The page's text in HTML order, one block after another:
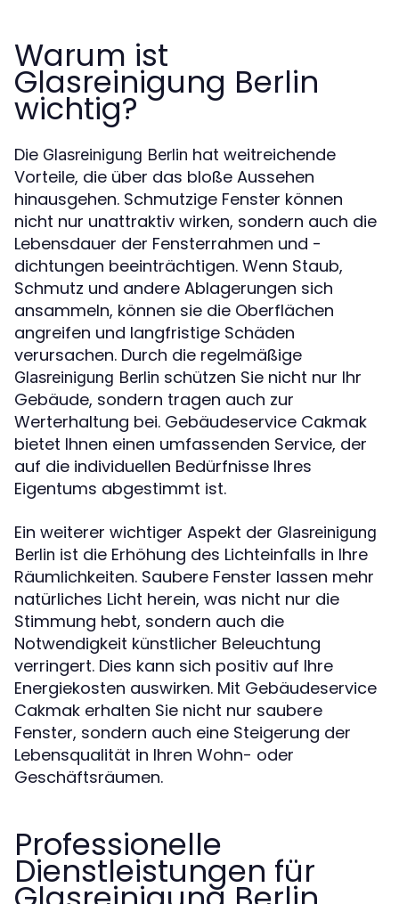
Warum ist
Glasreinigung Berlin
wichtig?
Die Glasreinigung Berlin hat weitreichende
Vorteile, die über das bloße Aussehen
hinausgehen. Schmutzige Fenster können
nicht nur unattraktiv wirken, sondern auch die
Lebensdauer der Fensterrahmen und -
dichtungen beeinträchtigen. Wenn Staub,
Schmutz und andere Ablagerungen sich
ansammeln, können sie die Oberflächen
angreifen und langfristige Schäden
verursachen. Durch die regelmäßige
Glasreinigung Berlin schützen Sie nicht nur Ihr
Gebäude, sondern tragen auch zur
Werterhaltung bei. Gebäudeservice Cakmak
bietet Ihnen einen umfassenden Service, der
auf die individuellen Bedürfnisse Ihres
Eigentums abgestimmt ist.
Ein weiterer wichtiger Aspekt der Glasreinigung
Berlin ist die Erhöhung des Lichteinfalls in Ihre
Räumlichkeiten. Saubere Fenster lassen mehr
natürliches Licht herein, was nicht nur die
Stimmung hebt, sondern auch die
Notwendigkeit künstlicher Beleuchtung
verringert. Dies kann sich positiv auf Ihre
Energiekosten auswirken. Mit Gebäudeservice
Cakmak erhalten Sie nicht nur saubere
Fenster, sondern auch eine Steigerung der
Lebensqualität in Ihren Wohn- oder
Geschäftsräumen.
Professionelle
Dienstleistungen für